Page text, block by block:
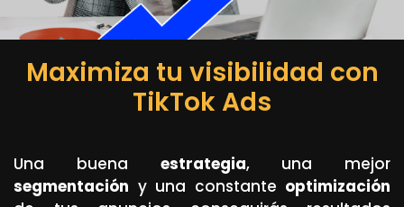
Maximiza tu visibilidad con
TikTok Ads
Una buena estrategia, una mejor
segmentación y una constante optimización